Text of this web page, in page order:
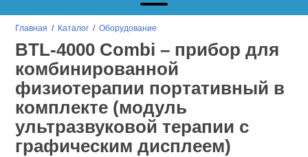
Главная / Каталог /Оборудование
BTL-4000 Combi – прибор для
комбинированной
физиотерапии портативный в
комплекте (модуль
ультразвуковой терапии с
графическим дисплеем)